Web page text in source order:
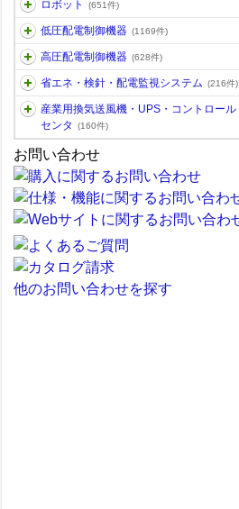
ロボット (651件)
低圧配電制御機器 (1169件)
高圧配電制御機器 (628件)
省エネ・検針・配電監視システム (216件)
産業用換気送風機・UPS・コントロール
センタ
(160件)
お問い合わせ
他のお問い合わせを探す